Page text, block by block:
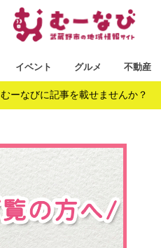
イベント グルメ 不動産
むーなびに記事を載せませんか？